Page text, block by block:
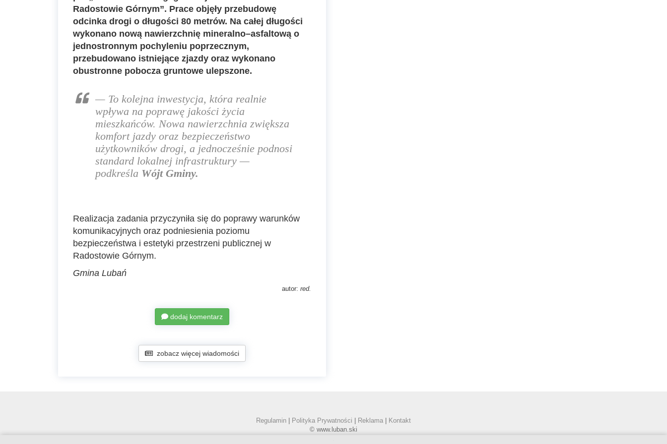
Radostowie Górnym”. Prace objęły przebudowę
odcinka drogi o długości 80 metrów. Na całej długości
wykonano nową nawierzchnię mineralno–asfaltową o
jednostronnym pochyleniu poprzecznym,
przebudowano istniejące zjazdy oraz wykonano
obustronne pobocza gruntowe ulepszone.
— To kolejna inwestycja, która realnie
wpływa na poprawę jakości życia
mieszkańców. Nowa nawierzchnia zwiększa
komfort jazdy oraz bezpieczeństwo
użytkowników drogi, a jednocześnie podnosi
standard lokalnej infrastruktury —
podkreśla Wójt Gminy.
Realizacja zadania przyczyniła się do poprawy warunków
komunikacyjnych oraz podniesienia poziomu
bezpieczeństwa i estetyki przestrzeni publicznej w
Radostowie Górnym.
Gmina Lubań
autor: red.
dodaj komentarz
zobacz więcej wiadomości
Regulamin Polityka Prywatności Reklama
Kontakt
© www.luban.ski